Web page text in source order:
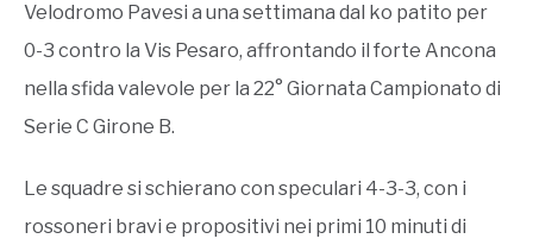
Velodromo Pavesi a una settimana dal ko patito per
0-3 contro la Vis Pesaro, affrontando il forte Ancona
nella sfida valevole per la 22° Giornata Campionato di
Serie C Girone B.
Le squadre si schierano con speculari 4-3-3, con i
rossoneri bravi e propositivi nei primi 10 minuti di